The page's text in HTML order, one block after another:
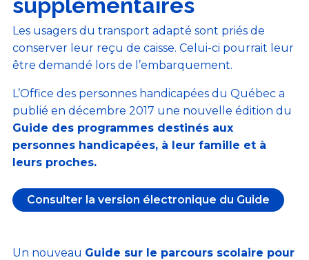
Les usagers du transport adapté sont priés de
conserver leur reçu de caisse. Celui-ci pourrait leur
être demandé lors de l’embarquement.
L’Office des personnes handicapées du Québec a
publié en décembre 2017 une nouvelle édition du
Guide des programmes destinés aux
personnes handicapées, à leur famille et à
leurs proches.
Consulter la version électronique du Guide
Un nouveau Guide sur le parcours scolaire pour